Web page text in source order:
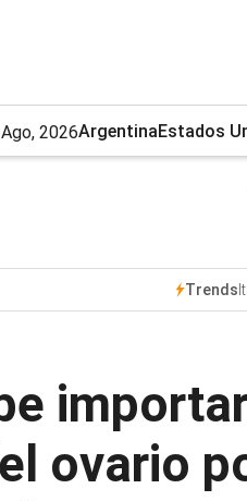
2026ArgentinaEstados
Trends
ovario